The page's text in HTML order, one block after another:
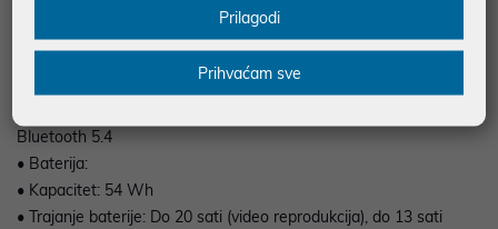
• Tipkovnica: Pozadinsko osvjetljenje
• Touchpad: Precision Haptic touchpad, Copilot tipka
Bluetooth 5.4
• Baterija:
• Kapacitet: 54 Wh
• Trajanje baterije: Do 20 sati (video reprodukcija), do 13 sati
Prilagodi
Prihvaćam sve